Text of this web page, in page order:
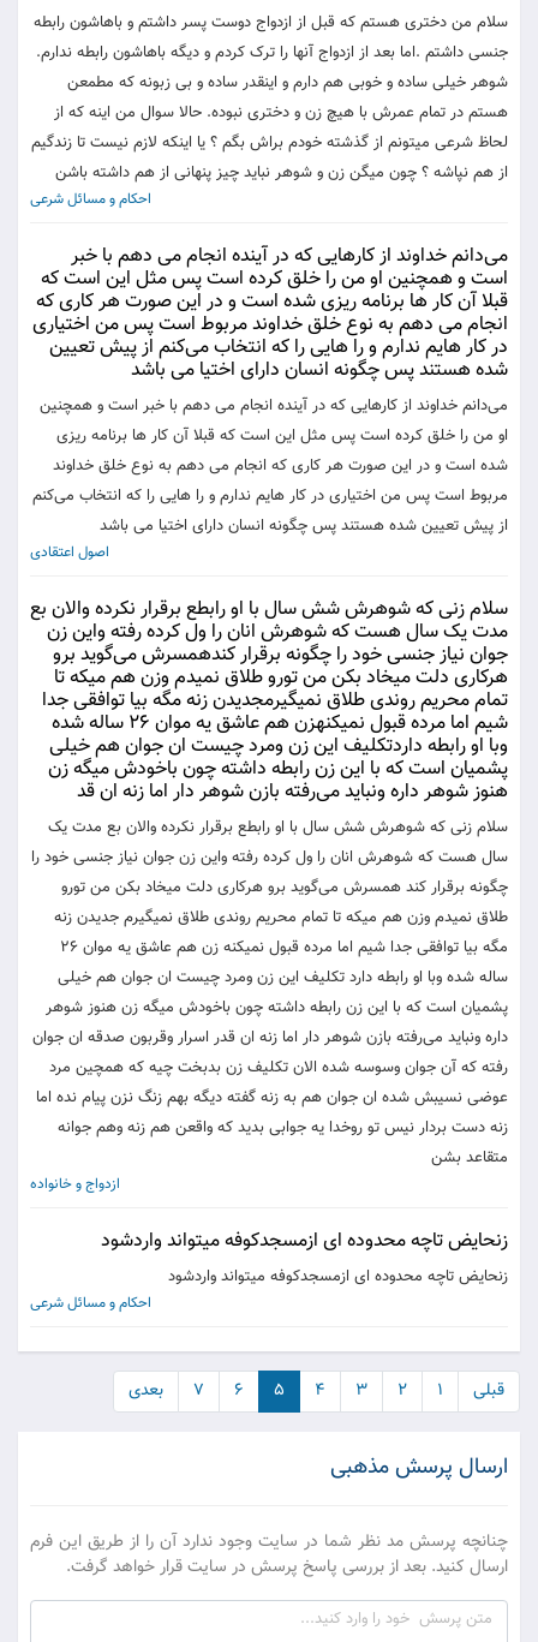
سلام من دختری هستم که قبل از ازدواج دوست پسر داشتم و باهاشون رابطه
جنسی داشتم .اما بعد از ازدواج آنها را ترک کردم و دیگه باهاشون رابطه ندارم.
شوهر خیلی ساده و خوبی هم دارم و اینقدر ساده و بی زبونه که مطمعن
هستم در تمام عمرش با هیچ زن و دختری نبوده. حالا سوال من اینه که از
لحاظ شرعی میتونم از گذشته خودم براش بگم ؟ یا اینکه لازم نیست تا زندگیم
از هم نپاشه ؟ چون میگن زن و شوهر نباید چیز پنهانی از هم داشته باشن
احکام و مسائل شرعی
می‌دانم خداوند از کارهایی که در آینده انجام می دهم با خبر
است و همچنین او من را خلق کرده است پس مثل این است که
قبلا آن کار ها برنامه ریزی شده است و در این صورت هر کاری که
انجام می دهم به نوع خلق خداوند مربوط است پس من اختیاری
در کار هایم ندارم و را هایی را که انتخاب می‌کنم از پیش تعیین
شده هستند پس چگونه انسان دارای اختیا می باشد
می‌دانم خداوند از کارهایی که در آینده انجام می دهم با خبر است و همچنین
او من را خلق کرده است پس مثل این است که قبلا آن کار ها برنامه ریزی
شده است و در این صورت هر کاری که انجام می دهم به نوع خلق خداوند
مربوط است پس من اختیاری در کار هایم ندارم و را هایی را که انتخاب می‌کنم
از پیش تعیین شده هستند پس چگونه انسان دارای اختیا می باشد
اصول اعتقادی
سلام زنی که شوهرش شش سال با او رابطع برقرار نکرده والان بع
مدت یک سال هست که شوهرش انان را ول کرده رفته واین زن
جوان نیاز جنسی خود را چگونه برقرار کندهمسرش می‌گوید برو
هرکاری دلت میخاد بکن من تورو طلاق نمیدم وزن هم میکه تا
تمام محریم روندی طلاق نمیگیرمجدیدن زنه مگه بیا توافقی جدا
شیم اما مرده قبول نمیکنهزن هم عاشق یه موان 26 ساله شده
وبا او رابطه داردتکلیف این زن ومرد چیست ان جوان هم خیلی
پشمیان است که با این زن رابطه داشته چون باخودش میگه زن
هنوز شوهر داره ونباید می‌رفته بازن شوهر دار اما زنه ان قد
سلام زنی که شوهرش شش سال با او رابطع برقرار نکرده والان بع مدت یک
سال هست که شوهرش انان را ول کرده رفته واین زن جوان نیاز جنسی خود را
چگونه برقرار کند همسرش می‌گوید برو هرکاری دلت میخاد بکن من تورو
طلاق نمیدم وزن هم میکه تا تمام محریم روندی طلاق نمیگیرم جدیدن زنه
مگه بیا توافقی جدا شیم اما مرده قبول نمیکنه زن هم عاشق یه موان 26
ساله شده وبا او رابطه دارد تکلیف این زن ومرد چیست ان جوان هم خیلی
پشمیان است که با این زن رابطه داشته چون باخودش میگه زن هنوز شوهر
داره ونباید می‌رفته بازن شوهر دار اما زنه ان قدر اسرار وقربون صدقه ان جوان
رفته که آن جوان وسوسه شده الان تکلیف زن بدبخت چیه که همچین مرد
عوضی نسیبش شده ان جوان هم به زنه گفته دیگه بهم زنگ نزن پیام نده اما
زنه دست بردار نیس تو روخدا یه جوابی بدید که واقعن هم زنه وهم جوانه
متقاعد بشن
ازدواج و خانواده
زنحایض تاچه محدوده ای ازمسجدکوفه میتواند واردشود
زنحایض تاچه محدوده ای ازمسجدکوفه میتواند واردشود
احکام و مسائل شرعی
قبلی ۱ ۲ ۳ ۴ ۵ ۶ ۷ بعدی
ارسال پرسش مذهبی
چنانچه پرسش مد نظر شما در سایت وجود ندارد آن را از طریق این فرم
ارسال کنید. بعد از بررسی پاسخ پرسش در سایت قرار خواهد گرفت.